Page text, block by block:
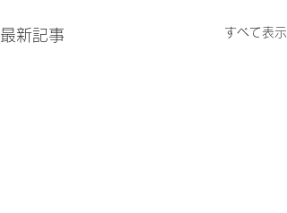
最新記事 すべて表示